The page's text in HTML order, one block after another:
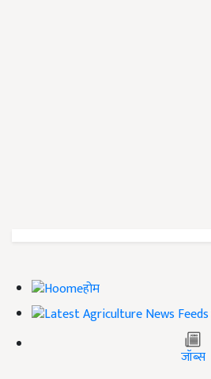
होम
जॉब्स